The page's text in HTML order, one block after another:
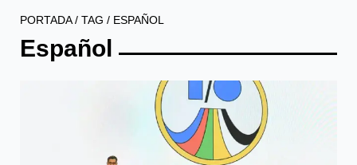
PORTADA/ TAG / ESPAÑOL
Español